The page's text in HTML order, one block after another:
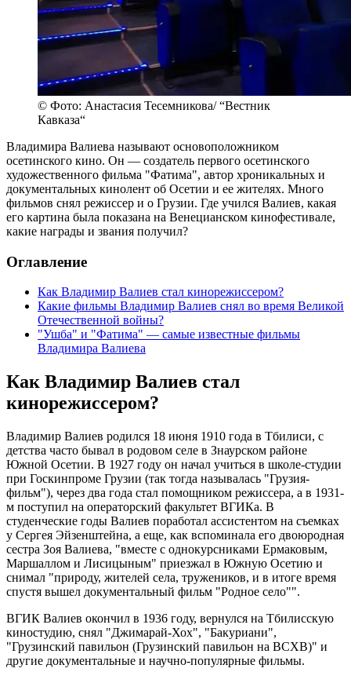
© Фото: Анастасия Тесемникова/ “Вестник
Кавказа“
Владимира Валиева называют основоположником
осетинского кино. Он — создатель первого осетинского
художественного фильма "Фатима", автор хроникальных и
документальных кинолент об Осетии и ее жителях. Много
фильмов снял режиссер и о Грузии. Где учился Валиев, какая
его картина была показана на Венецианском кинофестивале,
какие награды и звания получил?
Оглавление
Как Владимир Валиев стал кинорежиссером?
Какие фильмы Владимир Валиев снял во время Великой
Отечественной войны?
"Ушба" и "Фатима" — самые известные фильмы
Владимира Валиева
Как Владимир Валиев стал
кинорежиссером?
Владимир Валиев родился 18 июня 1910 года в Тбилиси, с
детства часто бывал в родовом селе в Знаурском районе
Южной Осетии. В 1927 году он начал учиться в школе-студии
при Госкинпроме Грузии (так тогда называлась "Грузия-
фильм"), через два года стал помощником режиссера, а в 1931-
м поступил на операторский факультет ВГИКа. В
студенческие годы Валиев поработал ассистентом на съемках
у Сергея Эйзенштейна, а еще, как вспоминала его двоюродная
сестра Зоя Валиева, "вместе с однокурсниками Ермаковым,
Маршаллом и Лисицыным" приезжал в Южную Осетию и
снимал "природу, жителей села, тружеников, и в итоге время
спустя вышел документальный фильм "Родное село"".
ВГИК Валиев окончил в 1936 году, вернулся на Тбилисскую
киностудию, снял "Джимарай-Хох", "Бакуриани",
"Грузинский павильон (Грузинский павильон на ВСХВ)" и
другие документальные и научно-популярные фильмы.